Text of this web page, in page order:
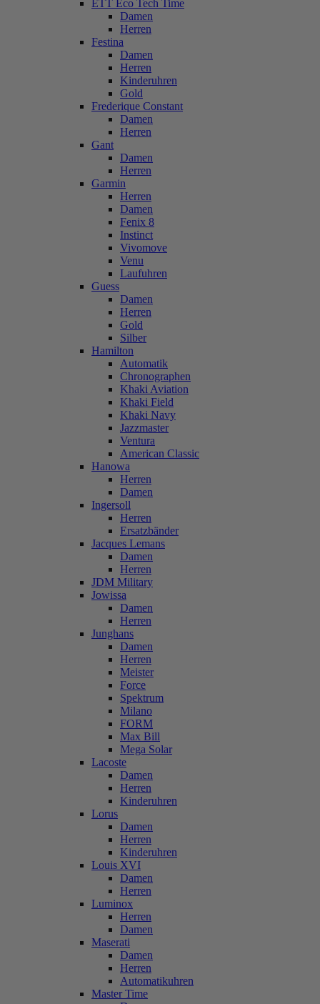
ETT Eco Tech Time
Damen
Herren
Festina
Damen
Herren
Kinderuhren
Gold
Frederique Constant
Damen
Herren
Gant
Damen
Herren
Garmin
Herren
Damen
Fenix 8
Instinct
Vivomove
Venu
Laufuhren
Guess
Damen
Herren
Gold
Silber
Hamilton
Automatik
Chronographen
Khaki Aviation
Khaki Field
Khaki Navy
Jazzmaster
Ventura
American Classic
Hanowa
Herren
Damen
Ingersoll
Herren
Ersatzbänder
Jacques Lemans
Damen
Herren
JDM Military
Jowissa
Damen
Herren
Junghans
Damen
Herren
Meister
Force
Spektrum
Milano
FORM
Max Bill
Mega Solar
Lacoste
Damen
Herren
Kinderuhren
Lorus
Damen
Herren
Kinderuhren
Louis XVI
Damen
Herren
Luminox
Herren
Damen
Maserati
Damen
Herren
Automatikuhren
Master Time